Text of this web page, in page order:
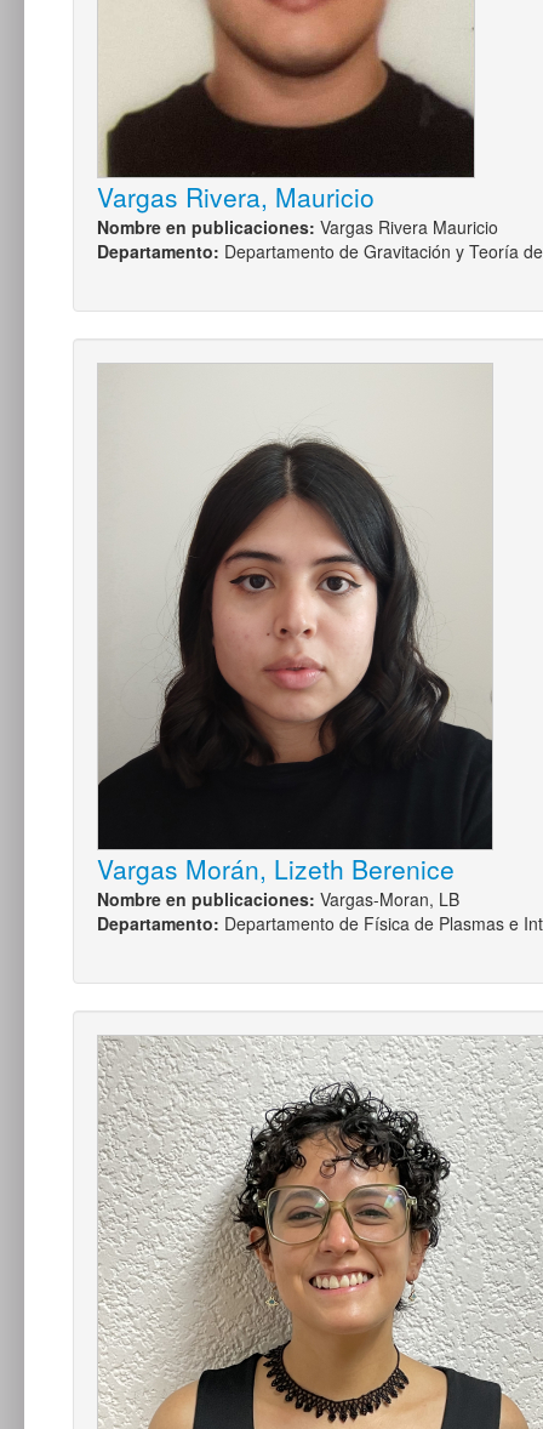
Vargas Rivera, Mauricio
Nombre en publicaciones: Vargas Rivera Mauricio
Departamento: Departamento de Gravitación y Teoría
Vargas Morán, Lizeth Berenice
Nombre en publicaciones: Vargas-Moran, LB
Departamento: Departamento de Física de Plasmas e